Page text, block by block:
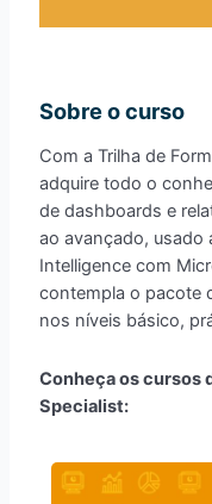
Sobre o curso
Com a Trilha de
adquire todo o
de dashboards e
ao avançado, usado
Intelligence com
contempla o pacote
nos níveis básico,
Conheça os cursos
Specialist: